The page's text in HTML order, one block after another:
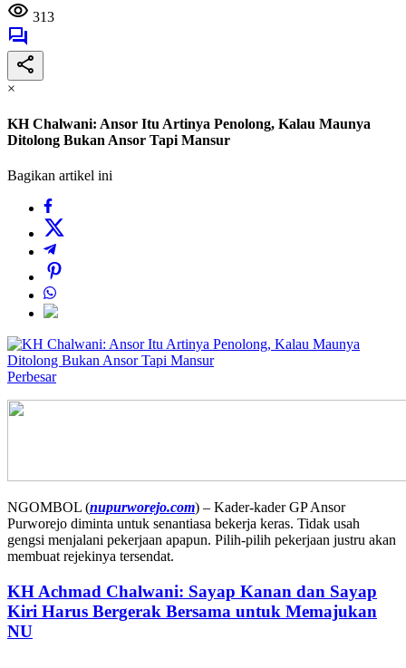
313
×
KH Chalwani: Ansor Itu Artinya Penolong, Kalau Maunya
Ditolong Bukan Ansor Tapi Mansur
Bagikan artikel ini
Perbesar
NGOMBOL (nupurworejo.com) – Kader-kader GP Ansor
Purworejo diminta untuk senantiasa bekerja keras. Tidak usah
gengsi menjalani pekerjaan apapun. Pilih-pilih pekerjaan justru akan
membuat rejekinya tersendat.
KH Achmad Chalwani: Sayap Kanan dan Sayap
Kiri Harus Bergerak Bersama untuk Memajukan
NU